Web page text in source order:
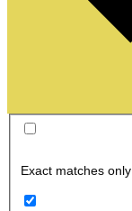
Exact matches only